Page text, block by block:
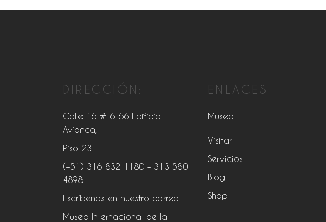
DIRECCIÓN:
Calle 16 # 6-66 Edificio
Avianca,
Piso 23
(+51) 316 832 1180 – 313 580
4898
Escríbenos en nuestro correo
Museo Internacional de la
ENLACES
Museo
Visitar
Servicios
Blog
Shop